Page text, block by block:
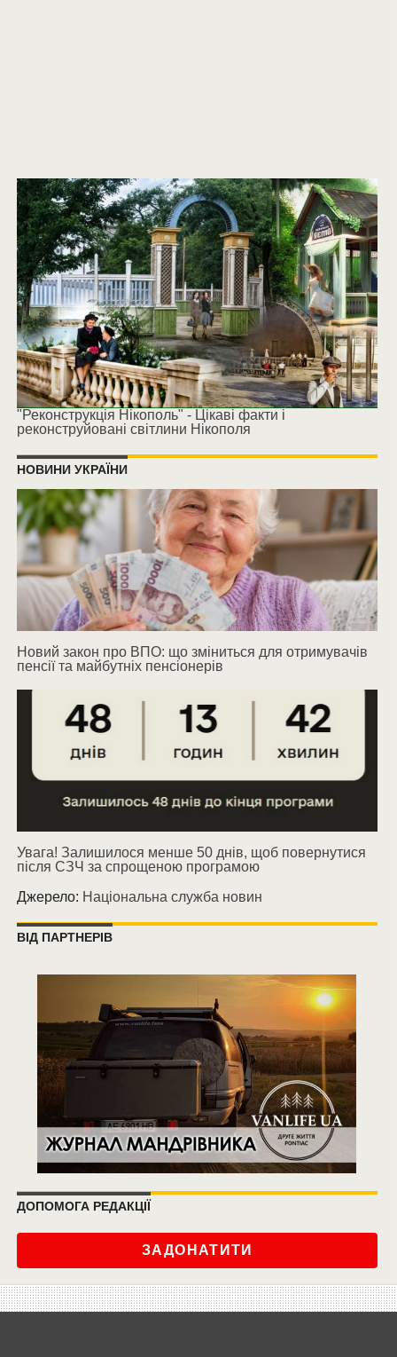
"Реконструкція Нікополь" - Цікаві факти і
реконструйовані світлини Нікополя
НОВИНИ УКРАЇНИ
Новий закон про ВПО: що зміниться для отримувачів
пенсії та майбутніх пенсіонерів
Увага! Залишилося менше 50 днів, щоб повернутися
після СЗЧ за спрощеною програмою
Джерело: Національна служба новин
ВІД ПАРТНЕРІВ
ДОПОМОГА РЕДАКЦІЇ
ЗАДОНАТИТИ